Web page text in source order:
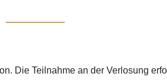
Die Teilnahme an der Verlosung